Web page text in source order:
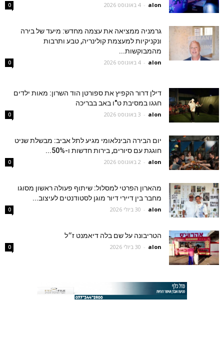
alon
- 4 באוגוסט 2026 0
גרמניה ממציאה את עצמה מחדש: מיעד של בירה
ונקניקיות למעצמת קולינריה, טבע ותרבות
מהמבוקשות...
alon
- 4 באוגוסט 2026 0
דילן דרור הקפיץ את ספורטן הוד השרון: מאות ילדים
חגגו במסיבת ט"ו באב בבריכה
alon
- 3 באוגוסט 2026 0
יום הבירה הבינלאומי מגיע לתל אביב: מבשלת שניט
חוגגת עם סיורים, בירות חדשות ו-50%...
alon
- 2 באוגוסט 2026 0
מהארון הפרטי למסלול: שיתוף פעולה ראשון מסוגו
מחבר בין דיירי דיור מוגן לסטודנטים לעיצוב...
alon
- 30 ביולי 2026 0
הטריבונה על שם בלה דיאמנט ז״ל
alon
- 30 ביולי 2026 0